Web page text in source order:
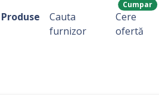
Produse
Cauta
furnizor
Cere
ofertă
Cumpar